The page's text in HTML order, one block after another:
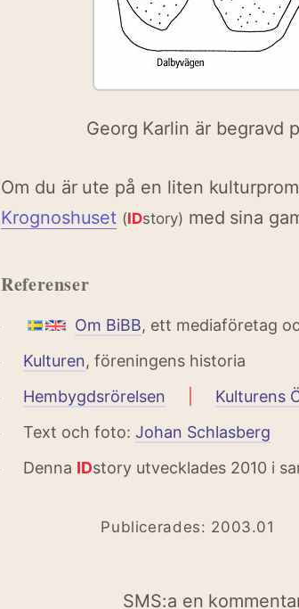
Georg Karlin är begravd
Om du är ute på en liten
Krognoshuset (IDstory) med sina
Referenser
Om BiBB, ett mediaföretag
Kulturen, föreningens historia
Hembygdsrörelsen
Kulturens
Text och foto: Johan Schlasberg
Denna IDstory utvecklades 2010 i
Publicerades: 2003.01
SMS:a en